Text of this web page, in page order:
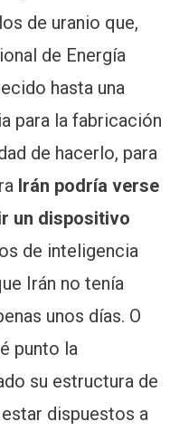
de uranio que,
de Energía
hasta una
para la fabricación
de hacerlo, para
Irán podría verse
un dispositivo
de inteligencia
Irán no tenía
unos días. O
punto la
su estructura de
dispuestos a